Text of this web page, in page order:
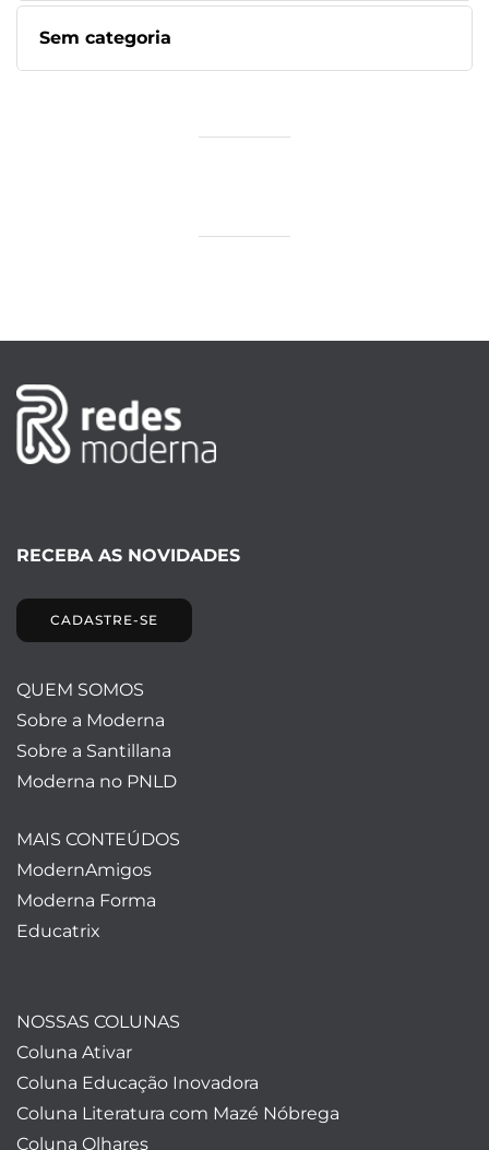
Sem categoria
RECEBA AS NOVIDADES
CADASTRE-SE
QUEM SOMOS
Sobre a Moderna
Sobre a Santillana
Moderna no PNLD
MAIS CONTEÚDOS
ModernAmigos
Moderna Forma
Educatrix
NOSSAS COLUNAS
Coluna Ativar
Coluna Educação Inovadora
Coluna Literatura com Mazé Nóbrega
Coluna Olhares